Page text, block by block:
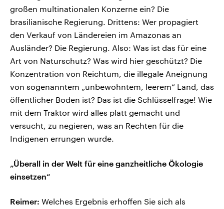
großen multinationalen Konzerne ein? Die
brasilianische Regierung. Drittens: Wer propagiert
den Verkauf von Ländereien im Amazonas an
Ausländer? Die Regierung. Also: Was ist das für eine
Art von Naturschutz? Was wird hier geschützt? Die
Konzentration von Reichtum, die illegale Aneignung
von sogenanntem „unbewohntem, leerem“ Land, das
öffentlicher Boden ist? Das ist die Schlüsselfrage! Wie
mit dem Traktor wird alles platt gemacht und
versucht, zu negieren, was an Rechten für die
Indigenen errungen wurde.
„Überall in der Welt für eine ganzheitliche Ökologie
einsetzen“
Reimer: Welches Ergebnis erhoffen Sie sich als